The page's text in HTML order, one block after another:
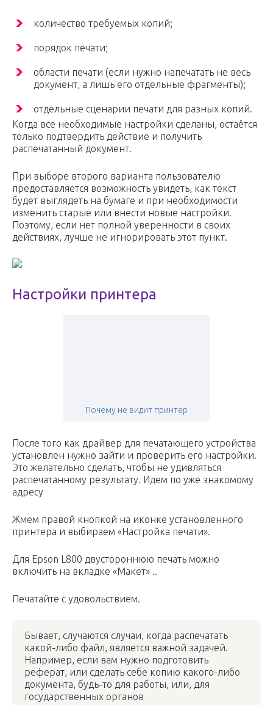
количество требуемых копий;
порядок печати;
области печати (если нужно напечатать не весь
документ, а лишь его отдельные фрагменты);
отдельные сценарии печати для разных копий.
Когда все необходимые настройки сделаны, остаётся
только подтвердить действие и получить
распечатанный документ.
При выборе второго варианта пользователю
предоставляется возможность увидеть, как текст
будет выглядеть на бумаге и при необходимости
изменить старые или внести новые настройки.
Поэтому, если нет полной уверенности в своих
действиях, лучше не игнорировать этот пункт.
Настройки принтера
Почему не видит принтер
После того как драйвер для печатающего устройства
установлен нужно зайти и проверить его настройки.
Это желательно сделать, чтобы не удивляться
распечатанному результату. Идем по уже знакомому
адресу
Жмем правой кнопкой на иконке установленного
принтера и выбираем «Настройка печати».
Для Epson L800 двустороннюю печать можно
включить на вкладке «Макет» ..
Печатайте с удовольствием.
Бывает, случаются случаи, когда распечатать
какой-либо файл, является важной задачей.
Например, если вам нужно подготовить
реферат, или сделать себе копию какого-либо
документа, будь-то для работы, или, для
государственных органов